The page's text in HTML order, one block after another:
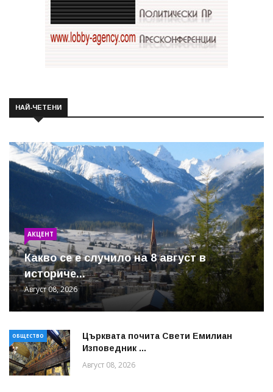
НАЙ-ЧЕТЕНИ
АКЦЕНТ
Какво се е случило на 8 август в
историче...
Август 08, 2026
ОБЩЕСТВО
Църквата почита Свeти Емилиан
Изповедник ...
Август 08, 2026